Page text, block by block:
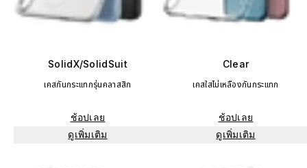
SolidX/SolidSuit
เคสกันกระแทกรุ่นคลาสสิก
ช้อปเลย
ดูเพิ่มเติม
Clear
เคสใสไม่เหลืองกันกระแทก
ช้อปเลย
ดูเพิ่มเติม